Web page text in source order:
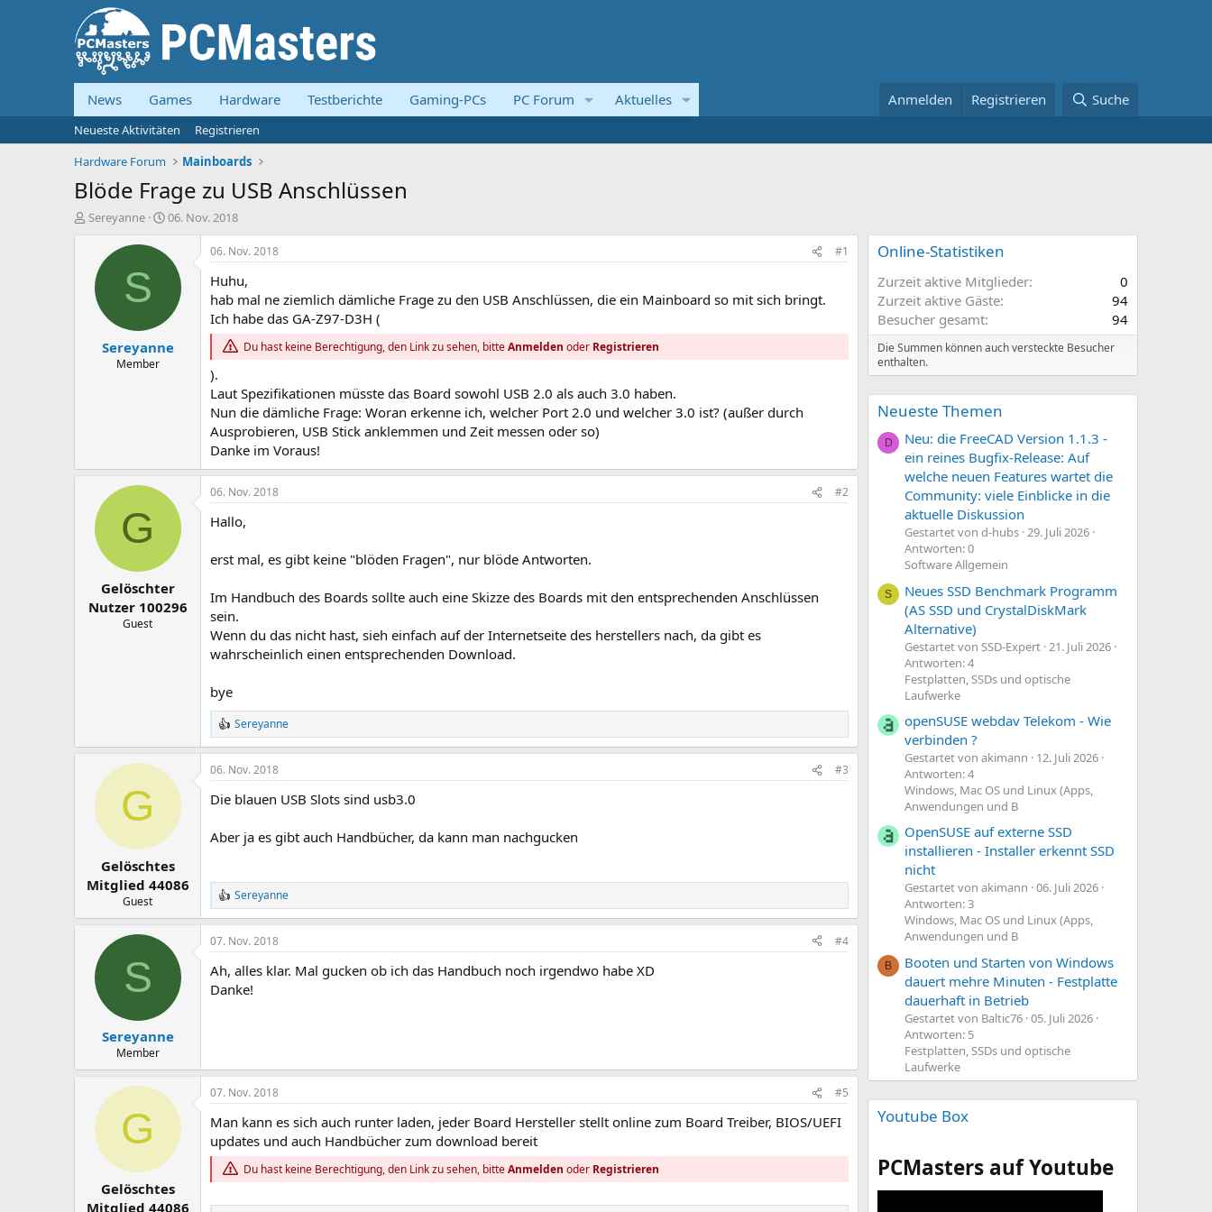
News Games Hardware Testberichte Gaming-PCs PC Forum Aktuelles Anmelden Registrieren Suche
Neueste Aktivitäten
Registrieren
Hardware Forum
Mainboards
Blöde Frage zu USB Anschlüssen
E
Sereyanne
E
t
l
a
06. Nov. 2018
S
Sereyanne
Member
06. Nov. 2018 #1
Huhu,
hab mal ne ziemlich dämliche Frage zu den USB Anschlüssen, die ein Mainboard so mit sich bringt.
Ich habe das GA-Z97-D3H (
Du hast keine Berechtigung, den Link zu sehen, bitteAnmelden oder Registrieren
).
Laut Spezifikationen müsste das Board sowohl USB 2.0 als auch 3.0 haben.
Nun die dämliche Frage: Woran erkenne ich, welcher Port 2.0 und welcher 3.0 ist? (außer durch
Ausprobieren, USB Stick anklemmen und Zeit messen oder so)
Danke im Voraus!
G
Gelöschter
Nutzer 100296
Guest
06. Nov. 2018 #2
Hallo,
erst mal, es gibt keine "blöden Fragen", nur blöde Antworten.
Im Handbuch des Boards sollte auch eine Skizze des Boards mit den entsprechenden Anschlüssen
sein.
Wenn du das nicht hast, sieh einfach auf der Internetseite des herstellers nach, da gibt es
wahrscheinlich einen entsprechenden Download.
bye
R
e
a
k
i
n
e
Sereyanne
G
Gelöschtes
Mitglied 44086
Guest
06. Nov. 2018 #3
Die blauen USB Slots sind usb3.0
Aber ja es gibt auch Handbücher, da kann man nachgucken
R
e
a
k
i
o
Sereyanne
S
Sereyanne
Member
07. Nov. 2018 #4
Ah, alles klar. Mal gucken ob ich das Handbuch noch irgendwo habe XD
Danke!
G
Gelöschtes
Mitglied 44086
07. Nov. 2018 #5
Man kann es sich auch runter laden, jeder Board Hersteller stellt online zum Board Treiber, BIOS/UEFI
updates und auch Handbücher zum download bereit
Du hast keine Berechtigung, den Link zu sehen, bitteAnmelden oder Registrieren
Online-Statistiken
Zurzeit aktive Mitglieder
0
Zurzeit aktive Gäste
94
Besucher gesamt
94
Die Summen können auch versteckte Besucher
enthalten.
Neueste Themen
D
Neu: die FreeCAD Version 1.1.3 -
ein reines Bugfix-Release: Auf
welche neuen Features wartet die
Community: viele Einblicke in die
aktuelle Diskussion
Gestartet von d-hubs 29. Juli 2026
Antworten: 0
Software Allgemein
S
Neues SSD Benchmark Programm
(AS SSD und CrystalDiskMark
Alternative)
Gestartet von SSD-Expert 21. Juli 2026
Antworten: 4
Festplatten, SSDs und optische
Laufwerke
openSUSE webdav Telekom - Wie
verbinden ?
Gestartet von akimann
12. Juli 2026
Antworten: 4
Windows, Mac OS und Linux (Apps,
Anwendungen und B
OpenSUSE auf externe SSD
installieren - Installer erkennt SSD
nicht
Gestartet von akimann 06. Juli 2026
Antworten: 3
Windows, Mac OS und Linux (Apps,
Anwendungen und B
B
Booten und Starten von Windows
dauert mehre Minuten - Festplatte
dauerhaft in Betrieb
Gestartet von Baltic76 05. Juli 2026
Antworten: 5
Festplatten, SSDs und optische
Laufwerke
Youtube Box
PCMasters auf Youtube